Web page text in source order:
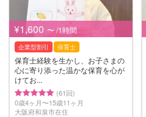
¥1,600 〜 /1時間
企業型割引 保育士
保育士経験を生かし、お子さまの
心に寄り添った温かな保育を心が
けてお...
(61回)
0歳4ヶ月〜15歳11ヶ月
大阪府和泉市在住